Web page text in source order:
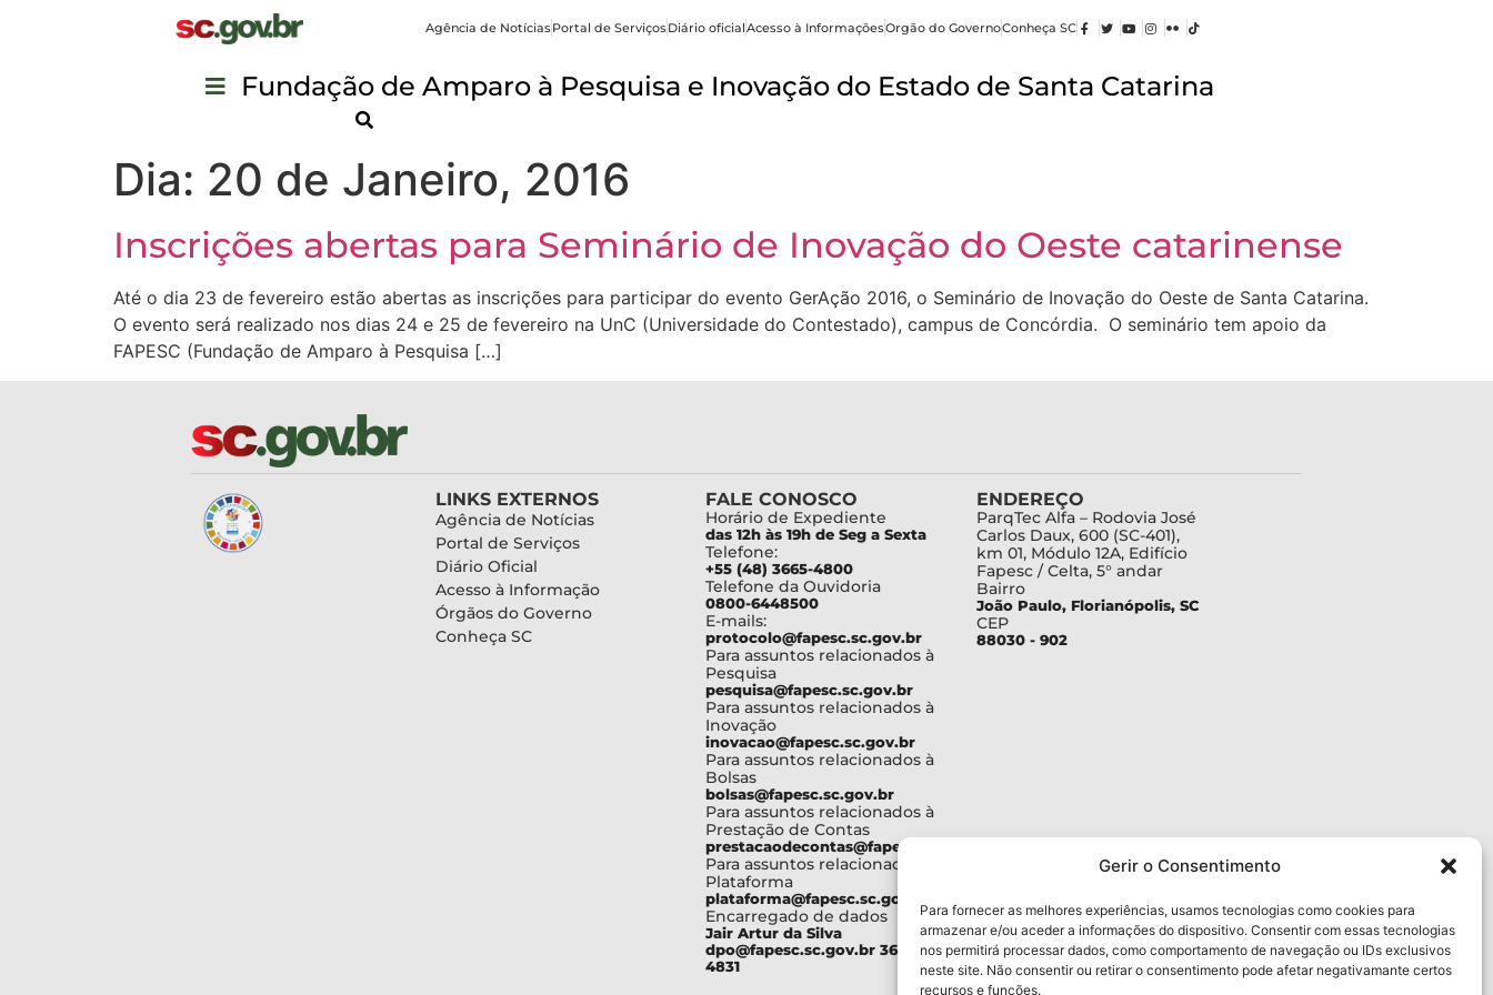
Gerir o Consentimento
Para fornecer as melhores experiências, usamos tecnologias como cookies para
armazenar e/ou aceder a informações do dispositivo. Consentir com essas tecnologias
nos permitirá processar dados, como comportamento de navegação ou IDs exclusivos
neste site. Não consentir ou retirar o consentimento pode afetar negativamante certos
recursos e funções.
Agência de NotíciasPortal de ServiçosDiário oficialAcesso à InformaçõesOrgão do GovernoConheça SC
Fundação de Amparo à Pesquisa e Inovação do Estado de Santa Catarina
Dia: 20 de Janeiro, 2016
Inscrições abertas para Seminário de Inovação do Oeste catarinense
Até o dia 23 de fevereiro estão abertas as inscrições para participar do evento GerAção 2016, o Seminário de Inovação do Oeste de Santa Catarina.
O evento será realizado nos dias 24 e 25 de fevereiro na UnC (Universidade do Contestado), campus de Concórdia. O seminário tem apoio da
FAPESC (Fundação de Amparo à Pesquisa […]
LINKS EXTERNOS
Agência de Notícias
Portal de Serviços
Diário Oficial
Acesso à Informação
Órgãos do Governo
Conheça SC
FALE CONOSCO
Horário de Expediente
das 12h às 19h de Seg a Sexta
Telefone:
+55 (48) 3665-4800
Telefone da Ouvidoria
0800-6448500
E-mails:
protocolo@fapesc.sc.gov.br
Para assuntos relacionados à
Pesquisa
pesquisa@fapesc.sc.gov.br
Para assuntos relacionados à
Inovação
inovacao@fapesc.sc.gov.br
Para assuntos relacionados à
Bolsas
bolsas@fapesc.sc.gov.br
Para assuntos relacionados à
Prestação de Contas
prestacaodecontas@fapesc.sc.gov.br
Para assuntos relacionados à
Plataforma
plataforma@fapesc.sc.gov.br
Encarregado de dados
Jair Artur da Silva
dpo@fapesc.sc.gov.br 3665-
4831
ENDEREÇO
ParqTec Alfa – Rodovia José
Carlos Daux, 600 (SC-401),
km 01, Módulo 12A, Edifício
Fapesc / Celta, 5° andar
Bairro
João Paulo, Florianópolis, SC
CEP
88030 - 902